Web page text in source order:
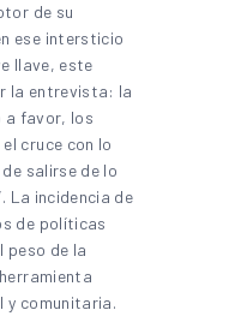
de su
ese intersticio
llave, este
la entrevista: la
a favor, los
cruce con lo
salirse de lo
La incidencia de
de políticas
peso de la
y comunitaria.